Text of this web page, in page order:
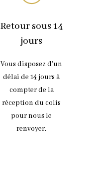
Retour sous 14
jours
Vous disposez d'un
délai de 14 jours à
compter de la
réception du colis
pour nous le
renvoyer.